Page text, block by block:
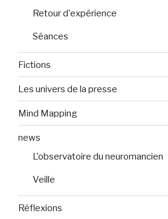
Retour d'expérience
Séances
Fictions
Les univers de la presse
Mind Mapping
news
L'observatoire du neuromancien
Veille
Réflexions